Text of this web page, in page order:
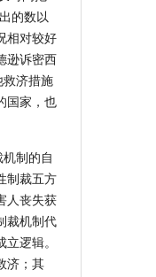
的数以
相对较好
逊诉密西
救济措施
国家，也
制的自
制裁五方
人丧失获
裁机制代
逻辑。
济；其